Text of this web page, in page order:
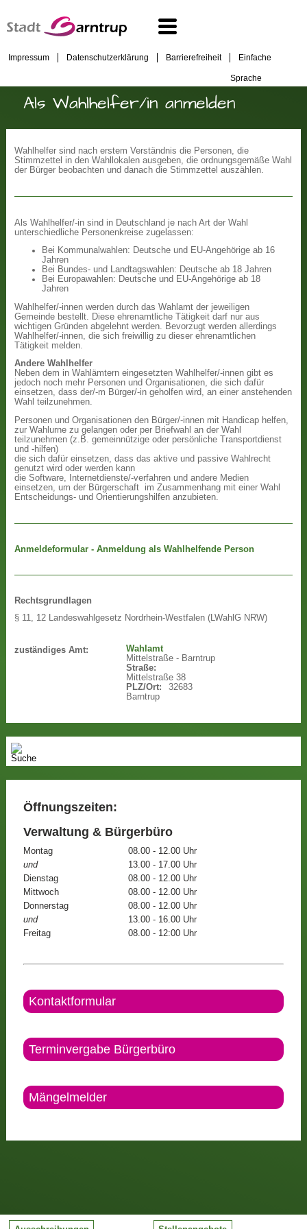
Impressum Datenschutzerklärung Barrierefreiheit Einfache
Sprache
Als Wahlhelfer/in anmelden
Wahlhelfer sind nach erstem Verständnis die Personen, die
Stimmzettel in den Wahllokalen ausgeben, die ordnungsgemäße Wahl
der Bürger beobachten und danach die Stimmzettel auszählen.
Als Wahlhelfer/-in sind in Deutschland je nach Art der Wahl
unterschiedliche Personenkreise zugelassen:
Bei Kommunalwahlen: Deutsche und EU-Angehörige ab 16
Jahren
Bei Bundes- und Landtagswahlen: Deutsche ab 18 Jahren
Bei Europawahlen: Deutsche und EU-Angehörige ab 18
Jahren
Wahlhelfer/-innen werden durch das Wahlamt der jeweiligen
Gemeinde bestellt. Diese ehrenamtliche Tätigkeit darf nur aus
wichtigen Gründen abgelehnt werden. Bevorzugt werden allerdings
Wahlhelfer/-innen, die sich freiwillig zu dieser ehrenamtlichen
Tätigkeit melden.
Andere Wahlhelfer
Neben dem in Wahlämtern eingesetzten Wahlhelfer/-innen gibt es
jedoch noch mehr Personen und Organisationen, die sich dafür
einsetzen, dass der/-m Bürger/-in geholfen wird, an einer anstehenden
Wahl teilzunehmen.
Personen und Organisationen den Bürger/-innen mit Handicap helfen,
zur Wahlurne zu gelangen oder per Briefwahl an der Wahl
teilzunehmen (z.B. gemeinnützige oder persönliche Transportdienst
und -hilfen)
die sich dafür einsetzen, dass das aktive und passive Wahlrecht
genutzt wird oder werden kann
die Software, Internetdienste/-verfahren und andere Medien
einsetzen, um der Bürgerschaft im Zusammenhang mit einer Wahl
Entscheidungs- und Orientierungshilfen anzubieten.
Anmeldeformular - Anmeldung als Wahlhelfende Person
Rechtsgrundlagen
§ 11, 12 Landeswahlgesetz Nordrhein-Westfalen (LWahlG NRW)
zuständiges Amt:
Wahlamt
Mittelstraße - Barntrup
Straße:
Mittelstraße 38
PLZ/Ort:
32683
Barntrup
Öffnungszeiten:
Verwaltung & Bürgerbüro
Montag
08.00 - 12.00 Uhr
und
13.00 - 17.00 Uhr
Dienstag
08.00 - 12.00 Uhr
Mittwoch
08.00 - 12.00 Uhr
Donnerstag
08.00 - 12.00 Uhr
und
13.00 - 16.00 Uhr
Freitag
08.00 - 12:00 Uhr
Kontaktformular
Terminvergabe Bürgerbüro
Mängelmelder